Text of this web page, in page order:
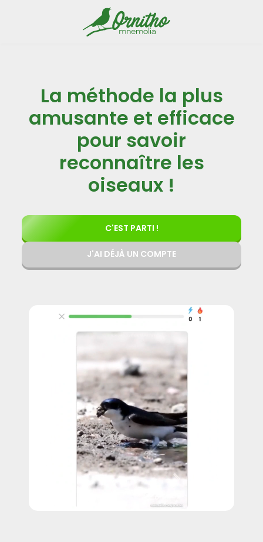
La méthode la plus
amusante et efficace
pour savoir
reconnaître les
oiseaux !
C'EST PARTI !
J'AI DÉJÀ UN COMPTE